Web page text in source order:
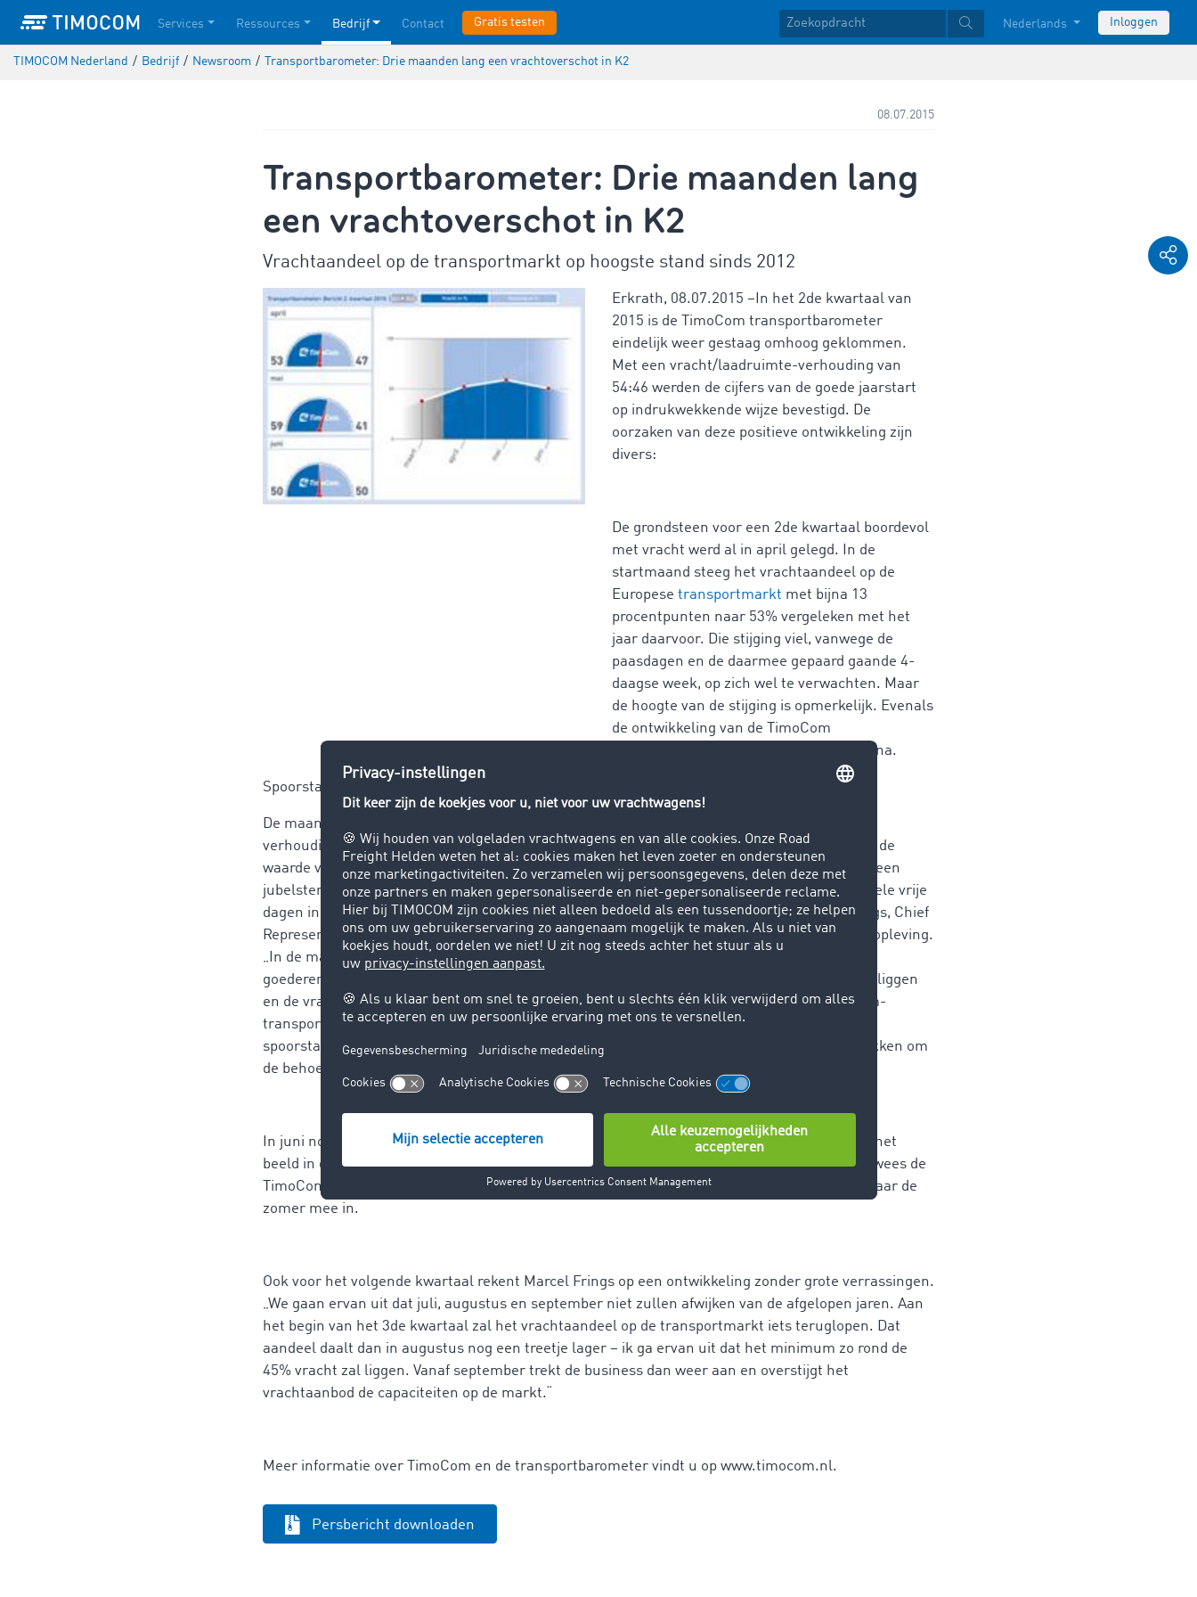
Services Ressources Bedrijf Contact Gratis testen Nederlands Inloggen
TIMOCOM Nederland / Bedrijf / Newsroom / Transportbarometer: Drie maanden lang een vrachtoverschot in K2
08.07.2015
Transportbarometer: Drie maanden lang
een vrachtoverschot in K2
Vrachtaandeel op de transportmarkt op hoogste stand sinds 2012
Erkrath, 08.07.2015 –In het 2de kwartaal van
2015 is de TimoCom transportbarometer
eindelijk weer gestaag omhoog geklommen.
Met een vracht/laadruimte-verhouding van
54:46 werden de cijfers van de goede jaarstart
op indrukwekkende wijze bevestigd. De
oorzaken van deze positieve ontwikkeling zijn
divers:
De grondsteen voor een 2de kwartaal boordevol
met vracht werd al in april gelegd. In de
startmaand steeg het vrachtaandeel op de
Europese transportmarkt met bijna 13
procentpunten naar 53% vergeleken met het
jaar daarvoor. Die stijging viel, vanwege de
paasdagen en de daarmee gepaard gaande 4-
daagse week, op zich wel te verwachten. Maar
de hoogte van de stijging is opmerkelijk. Evenals
de ontwikkeling van de TimoCom
transportbarometers in de periode daarna.
Spoorstaking zorgt voor volle orderboeken
De maand mei schakelt bij het vrachtaanbod nog een tandje bij. Met een
verhouding van 59:41 stond de TimoCom-transportbarometer ruim 14 procentpunten boven de
waarde van de voorafgaande jaar (48:52). Maar liefst 10,6% meer vrachtorders zorgden voor een
jubelstemming onder de aanbieders van laadruimte. De bloeimaand mei staat vanwege de vele vrije
dagen in heel Europa garant voor (boorde)volle orderboeken, maar dit jaar heeft Marcel Frings, Chief
Representative van TimoCom, nog een andere mogelijke verklaring voor de katapultachtige opleving.
„In de maand mei vonden er er in Duitsland kort na elkaar twee grote stakingen plaats bij de
goederentak van het spoor. Dat leidde ertoe dat benodigde spoorcapaciteiten stil kwamen te liggen
en de vrachtwagen moest inspringen. Bij de transporten binnen Duitsland wees de TimoCom-
transportbarometer dagenlang een vracht/laadruimte-verhouding van 85:15 aan. Van deze
spoorstakingen profiteerde transportdienstverleners uit heel Europa, die naar Duitsland trokken om
de behoefte te dekken.“
In juni normaliseerde de situatie vervolgens weer. Net als de afgelopen vier jaar stabiliseert het
beeld in de laatste kwartaalmaand vervolgens weer op een evenwichtig niveau. Uiteindelijk wees de
TimoCom-transportbarometer een vracht/laadruimte-verhouding van 50:50 aan en luidde daar de
zomer mee in.
Ook voor het volgende kwartaal rekent Marcel Frings op een ontwikkeling zonder grote verrassingen.
„We gaan ervan uit dat juli, augustus en september niet zullen afwijken van de afgelopen jaren. Aan
het begin van het 3de kwartaal zal het vrachtaandeel op de transportmarkt iets teruglopen. Dat
aandeel daalt dan in augustus nog een treetje lager – ik ga ervan uit dat het minimum zo rond de
45% vracht zal liggen. Vanaf september trekt de business dan weer aan en overstijgt het
vrachtaanbod de capaciteiten op de markt.“
Meer informatie over TimoCom en de transportbarometer vindt u op www.timocom.nl.
Persbericht downloaden